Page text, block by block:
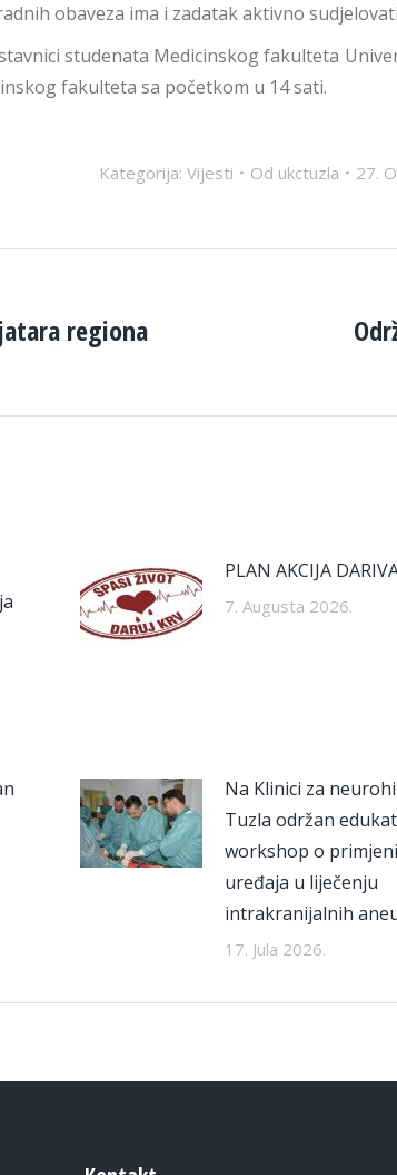
obaveza ima i zadatak aktivno
studenata Medicinskog fakulteta
fakulteta sa početkom u 14 sati.
Kategorija: Vijesti Od ukctuzla 27.
regiona
Next
PLAN AKCIJA
7. Augusta 2026.
Na Klinici za
Tuzla održan
workshop o
uređaja u liječenju
intrakranijalnih
17. Jula 2026.